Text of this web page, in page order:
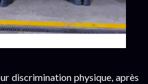
discrimination physique, après